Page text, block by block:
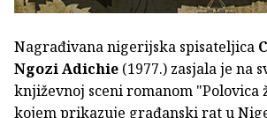
Nagrađivana nigerijska spisateljica
Ngozi Adichie (1977.) zasjala je na
književnoj sceni romanom "Polovica
kojem prikazuje građanski rat u